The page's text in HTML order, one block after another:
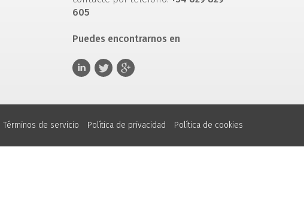
605
Puedes encontrarnos en
Términos de servicio Política de privacidad Política de cookies